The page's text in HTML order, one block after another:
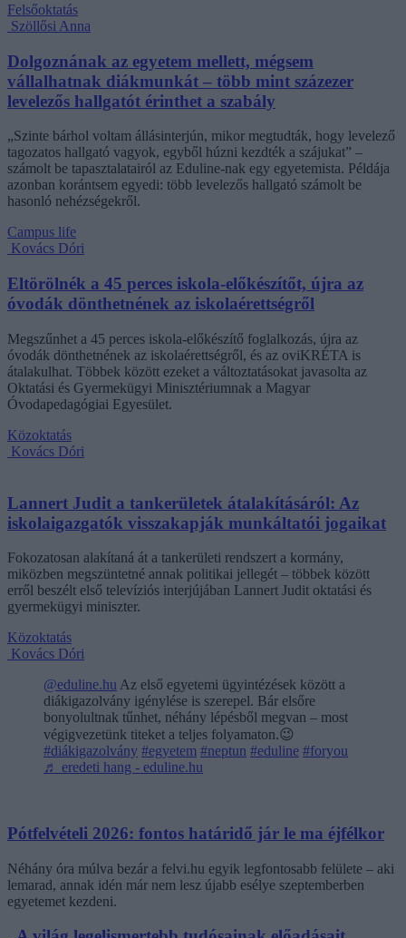
Felsőoktatás
Szöllősi Anna
Dolgoznának az egyetem mellett, mégsem
vállalhatnak diákmunkát – több mint százezer
levelezős hallgatót érinthet a szabály
„Szinte bárhol voltam állásinterjún, mikor megtudták, hogy levelező
tagozatos hallgató vagyok, egyből húzni kezdték a szájukat” –
számolt be tapasztalatairól az Eduline-nak egy egyetemista. Példája
azonban korántsem egyedi: több levelezős hallgató számolt be
hasonló nehézségekről.
Campus life
Kovács Dóri
Eltörölnék a 45 perces iskola-előkészítőt, újra az
óvodák dönthetnének az iskolaérettségről
Megszűnhet a 45 perces iskola-előkészítő foglalkozás, újra az
óvodák dönthetnének az iskolaérettségről, és az oviKRÉTA is
átalakulhat. Többek között ezeket a változtatásokat javasolta az
Oktatási és Gyermekügyi Minisztériumnak a Magyar
Óvodapedagógiai Egyesület.
Közoktatás
Kovács Dóri
Lannert Judit a tankerületek átalakításáról: Az
iskolaigazgatók visszakapják munkáltatói jogaikat
Fokozatosan alakítaná át a tankerületi rendszert a kormány,
miközben megszüntetné annak politikai jellegét – többek között
erről beszélt első televíziós interjújában Lannert Judit oktatási és
gyermekügyi miniszter.
Közoktatás
Kovács Dóri
@eduline.hu Az első egyetemi ügyintézések között a
diákigazolvány igénylése is szerepel. Bár elsőre
bonyolultnak tűnhet, néhány lépésből megvan – most
végigvezetünk titeket a teljes folyamaton.😉
#diákigazolvány #egyetem #neptun #eduline #foryou
♬ eredeti hang - eduline.hu
Pótfelvételi 2026: fontos határidő jár le ma éjfélkor
Néhány óra múlva bezár a felvi.hu egyik legfontosabb felülete – aki
lemarad, annak idén már nem lesz újabb esélye szeptemberben
egyetemet kezdeni.